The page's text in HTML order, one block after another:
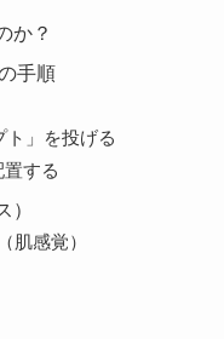
か？
手順
ト」を投げる
する
肌感覚）